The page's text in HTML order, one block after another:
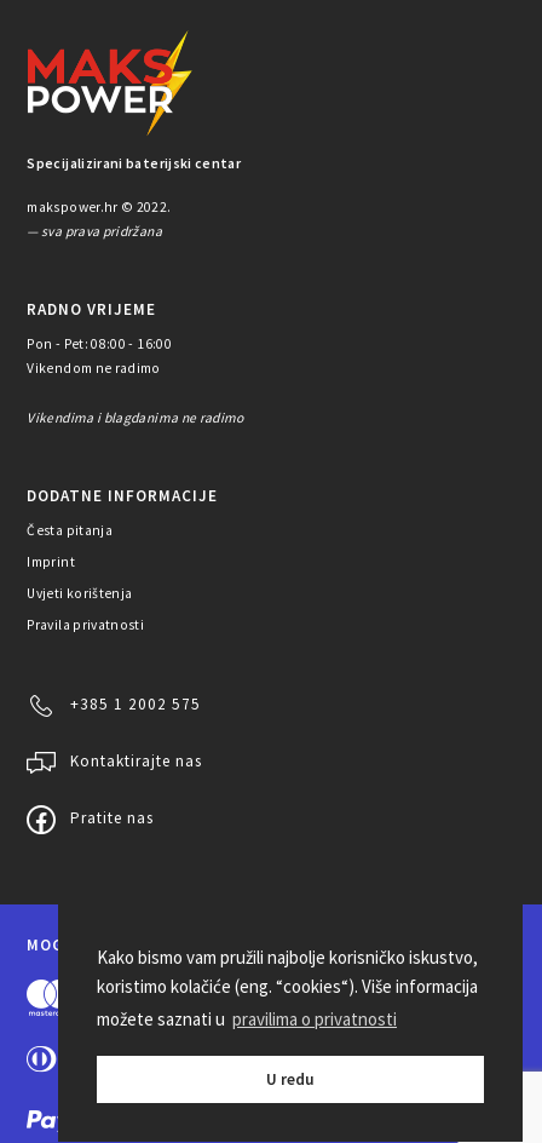
Kako bismo vam pružili najbolje korisničko iskustvo,
koristimo kolačiće (eng. “cookies“). Više informacija
možete saznati u pravilima o privatnosti
U redu
Specijalizirani baterijski centar
makspower.hr © 2022.
— sva prava pridržana
RADNO VRIJEME
Pon - Pet: 08:00 - 16:00
Vikendom ne radimo
Vikendima i blagdanima ne radimo
DODATNE INFORMACIJE
Česta pitanja
Imprint
Uvjeti korištenja
Pravila privatnosti
+385 1 2002 575
Kontaktirajte nas
Pratite nas
MOGUĆNOSTI PLAĆANJA